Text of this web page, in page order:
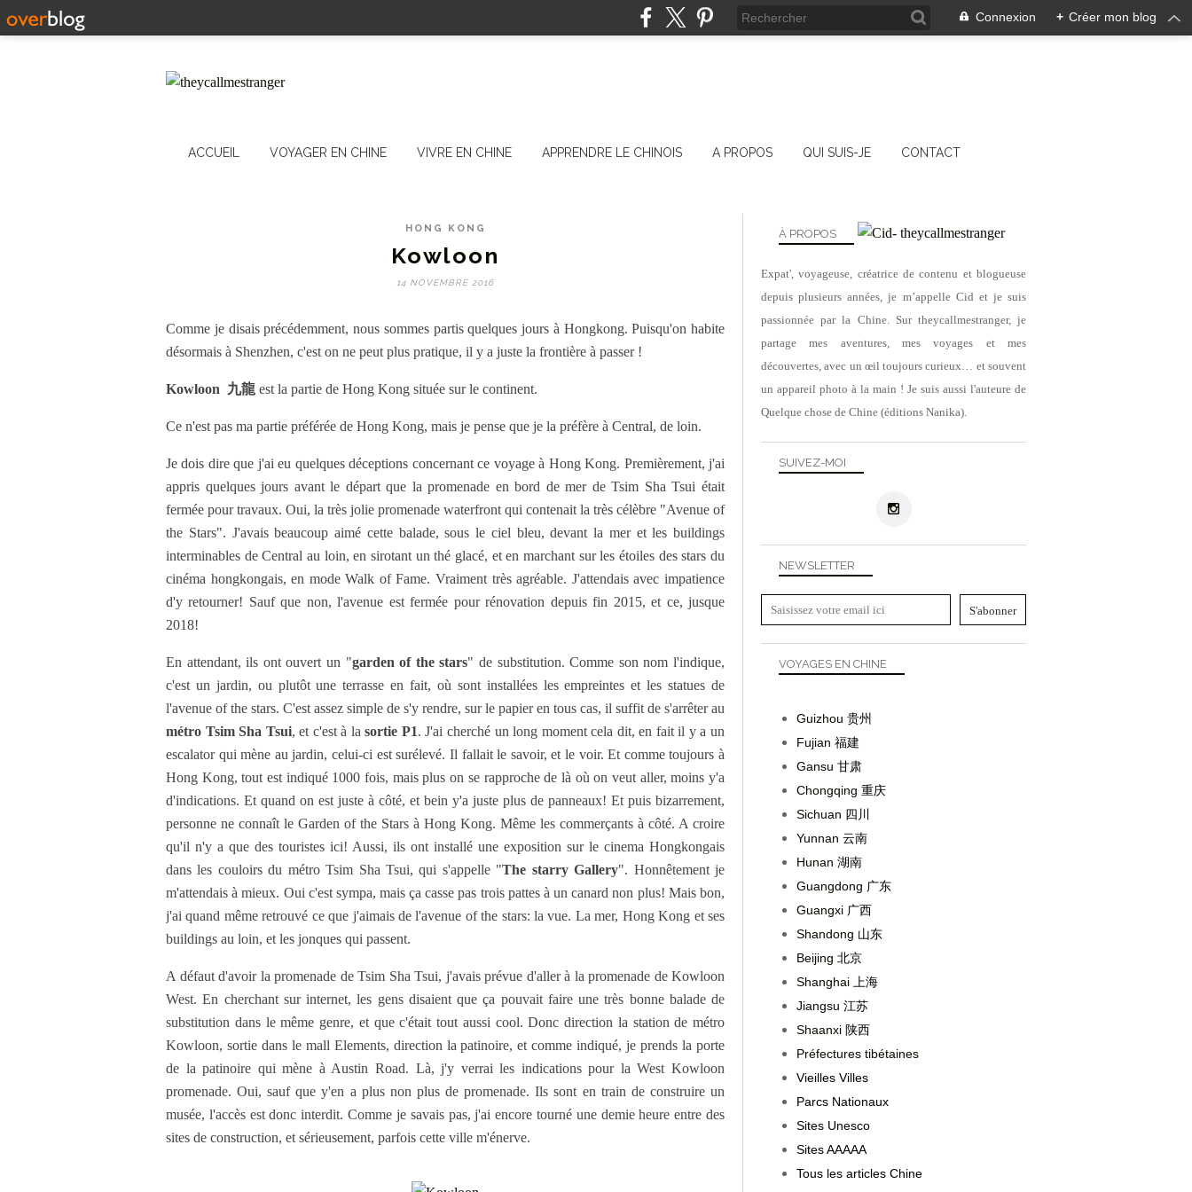
Connexion + Créer mon blog
ACCUEIL VOYAGER EN CHINE VIVRE EN CHINE APPRENDRE LE CHINOIS A PROPOS QUI SUIS-JE CONTACT
HONG KONG
Kowloon
14 NOVEMBRE 2016
Comme je disais précédemment, nous sommes partis quelques jours à Hongkong. Puisqu'on habite
désormais à Shenzhen, c'est on ne peut plus pratique, il y a juste la frontière à passer !
Kowloon 九龍 est la partie de Hong Kong située sur le continent.
Ce n'est pas ma partie préférée de Hong Kong, mais je pense que je la préfère à Central, de loin.
Je dois dire que j'ai eu quelques déceptions concernant ce voyage à Hong Kong. Premièrement, j'ai
appris quelques jours avant le départ que la promenade en bord de mer de Tsim Sha Tsui était
fermée pour travaux. Oui, la très jolie promenade waterfront qui contenait la très célèbre "Avenue of
the Stars". J'avais beaucoup aimé cette balade, sous le ciel bleu, devant la mer et les buildings
interminables de Central au loin, en sirotant un thé glacé, et en marchant sur les étoiles des stars du
cinéma hongkongais, en mode Walk of Fame. Vraiment très agréable. J'attendais avec impatience
d'y retourner! Sauf que non, l'avenue est fermée pour rénovation depuis fin 2015, et ce, jusque
2018!
En attendant, ils ont ouvert un "garden of the stars" de substitution. Comme son nom l'indique,
c'est un jardin, ou plutôt une terrasse en fait, où sont installées les empreintes et les statues de
l'avenue of the stars. C'est assez simple de s'y rendre, sur le papier en tous cas, il suffit de s'arrêter au
métro Tsim Sha Tsui, et c'est à lasortie P1. J'ai cherché un long moment cela dit, en fait il y a un
escalator qui mène au jardin, celui-ci est surélevé. Il fallait le savoir, et le voir. Et comme toujours à
Hong Kong, tout est indiqué 1000 fois, mais plus on se rapproche de là où on veut aller, moins y'a
d'indications. Et quand on est juste à côté, et bein y'a juste plus de panneaux! Et puis bizarrement,
personne ne connaît le Garden of the Stars à Hong Kong. Même les commerçants à côté. A croire
qu'il n'y a que des touristes ici! Aussi, ils ont installé une exposition sur le cinema Hongkongais
dans les couloirs du métro Tsim Sha Tsui, qui s'appelle "The starry Gallery". Honnêtement je
m'attendais à mieux. Oui c'est sympa, mais ça casse pas trois pattes à un canard non plus! Mais bon,
j'ai quand même retrouvé ce que j'aimais de l'avenue of the stars: la vue. La mer, Hong Kong et ses
buildings au loin, et les jonques qui passent.
A défaut d'avoir la promenade de Tsim Sha Tsui, j'avais prévue d'aller à la promenade de Kowloon
West. En cherchant sur internet, les gens disaient que ça pouvait faire une très bonne balade de
substitution dans le même genre, et que c'était tout aussi cool. Donc direction la station de métro
Kowloon, sortie dans le mall Elements, direction la patinoire, et comme indiqué, je prends la porte
de la patinoire qui mène à Austin Road. Là, j'y verrai les indications pour la West Kowloon
promenade. Oui, sauf que y'en a plus non plus de promenade. Ils sont en train de construire un
musée, l'accès est donc interdit. Comme je savais pas, j'ai encore tourné une demie heure entre des
sites de construction, et sérieusement, parfois cette ville m'énerve.
NEWSLETTER
SUIVEZ-MOI
À PROPOS
Expat', voyageuse, créatrice de contenu et blogueuse
depuis plusieurs années, je m’appelle Cid et je suis
passionnée par la Chine. Sur theycallmestranger, je
partage mes aventures, mes voyages et mes
découvertes, avec un œil toujours curieux… et souvent
un appareil photo à la main ! Je suis aussi l'auteure de
Quelque chose de Chine (éditions Nanika).
VOYAGES EN CHINE
Guizhou 贵州
Fujian 福建
Gansu 甘肃
Chongqing 重庆
Sichuan 四川
Yunnan 云南
Hunan 湖南
Guangdong 广东
Guangxi 广西
Shandong 山东
Beijing 北京
Shanghai 上海
Jiangsu 江苏
Shaanxi 陕西
Préfectures tibétaines
Vieilles Villes
Parcs Nationaux
Sites Unesco
Sites AAAAA
Tous les articles Chine